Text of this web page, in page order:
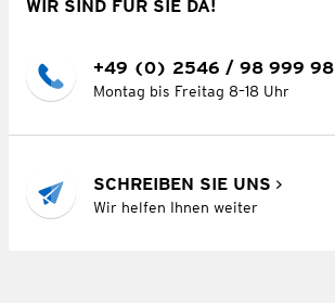
WIR SIND FÜR SIE DA!
+49 (0) 2546 / 98 999 98
Montag bis Freitag 8–18 Uhr
SCHREIBEN SIE UNS
Wir helfen Ihnen weiter